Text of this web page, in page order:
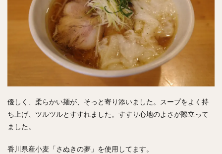
優しく、柔らかい麺が、そっと寄り添いました。スープをよく持
ち上げ、ツルツルとすすれました。すすり心地のよさが際立って
ました。
香川県産小麦「さぬきの夢」を使用してます。